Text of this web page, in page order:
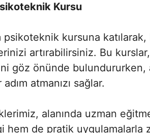
Kursu
psikoteknik kursuna
artırabilirsiniz. Bu
göz önünde bulundururken,
atmanızı sağlar.
alanında uzman
hem de pratik uygulamalarla